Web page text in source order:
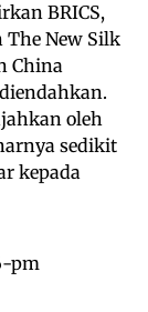
BRICS,
The New Silk
China
oleh
sedikit
kepada